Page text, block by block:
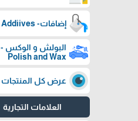
إضافات- Addiives
البولش و الوكس -
Polish and Wax
عرض كل المنتجات
العلامات التجارية